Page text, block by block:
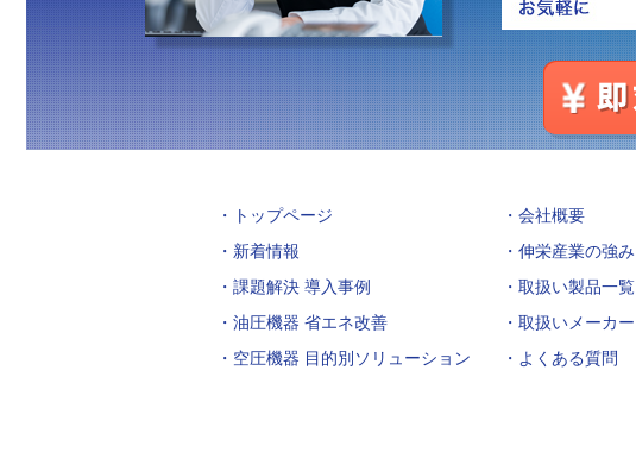
トップページ
新着情報
課題解決 導入事例
油圧機器 省エネ改善
空圧機器 目的別ソリューション
会社概要
伸栄産業の強み
取扱い製品一覧
取扱いメーカー
よくある質問